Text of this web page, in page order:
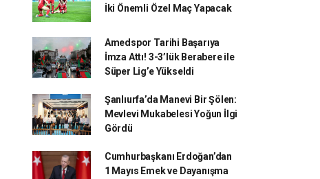
İki Önemli Özel Maç Yapacak
Amedspor Tarihi Başarıya
İmza Attı! 3-3’lük Berabere ile
Süper Lig’e Yükseldi
Şanlıurfa’da Manevi Bir Şölen:
Mevlevi Mukabelesi Yoğun İlgi
Gördü
Cumhurbaşkanı Erdoğan’dan
1 Mayıs Emek ve Dayanışma